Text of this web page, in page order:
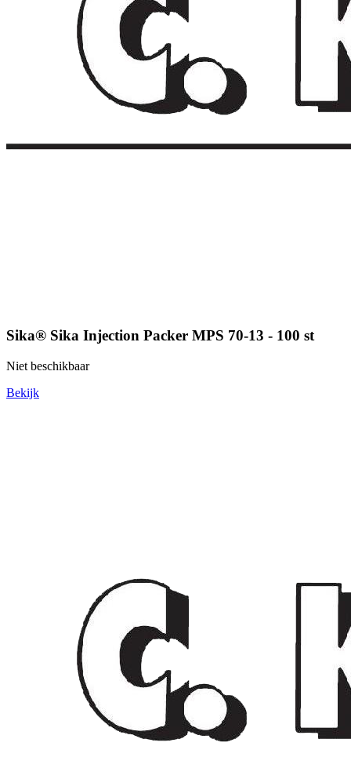
Sika® Sika Injection Packer MPS 70-13 - 100 st
Niet beschikbaar
Bekijk